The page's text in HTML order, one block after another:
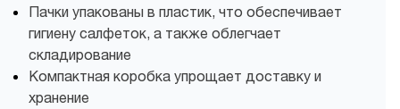
Пачки упакованы в пластик, что обеспечивает
гигиену салфеток, а также облегчает
складирование
Компактная коробка упрощает доставку и
хранение